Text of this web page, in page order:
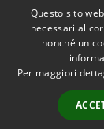
Accessibilità
Questo sito
necessari al
nonché un
Per maggiori